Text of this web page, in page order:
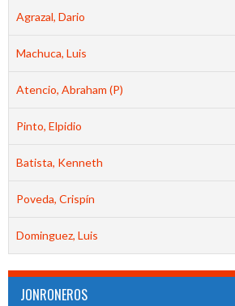
Agrazal, Dario
Machuca, Luis
Atencio, Abraham (P)
Pinto, Elpidio
Batista, Kenneth
Poveda, Crispín
Dominguez, Luis
JONRONEROS